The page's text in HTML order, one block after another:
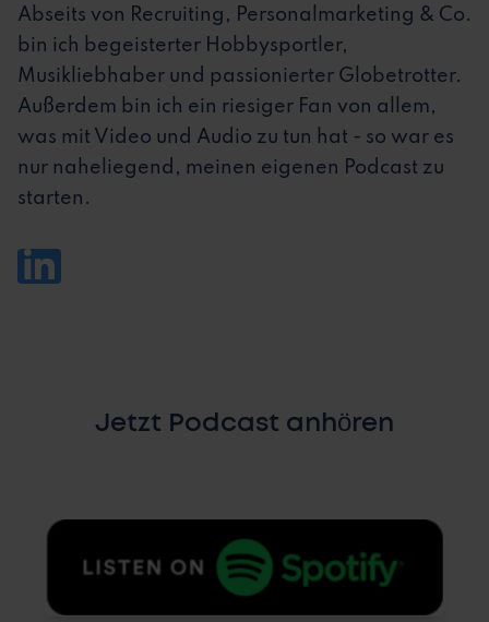
Abseits von Recruiting, Personalmarketing & Co.
bin ich begeisterter Hobbysportler,
Musikliebhaber und passionierter Globetrotter.
Außerdem bin ich ein riesiger Fan von allem,
was mit Video und Audio zu tun hat - so war es
nur naheliegend, meinen eigenen Podcast zu
starten.
Jetzt Podcast anhören